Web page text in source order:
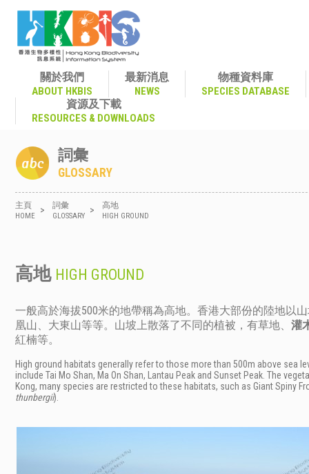
關於我們
ABOUT HKBIS
最新消息
NEWS
物種資料庫
SPECIES DATABASE
資源及下載
RESOURCES & DOWNLOADS
詞彙
GLOSSARY
主頁
HOME
> 詞彙
GLOSSARY
> 高地
HIGH GROUND
高地 HIGH GROUND
一般高於海拔500米的地帶稱為高地。香港大部份的陸地以
凰山、大東山等等。山坡上散落了不同的植被，有草地、 灌
紅楠等。
High ground habitats generally refer to those more than 500m above sea
include Tai Mo Shan, Ma On Shan, Lantau Peak and Sunset Peak. The
Kong, many species are restricted to these habitats, such as Giant Spiny
thunbergii).